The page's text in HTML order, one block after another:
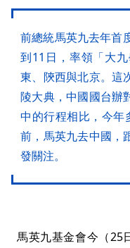
前總統馬英九去年首
到11日，率領「大
東、陝西與北京。這
陵大典，中國國台辦
中的行程相比，今年
前，馬英九去中國，
發關注。
馬英九基金會今（25